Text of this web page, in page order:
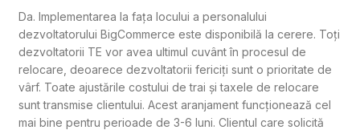
Da. Implementarea la fața locului a personalului
dezvoltatorului BigCommerce este disponibilă la cerere. Toți
dezvoltatorii TE vor avea ultimul cuvânt în procesul de
relocare, deoarece dezvoltatorii fericiți sunt o prioritate de
vârf. Toate ajustările costului de trai și taxele de relocare
sunt transmise clientului. Acest aranjament funcționează cel
mai bine pentru perioade de 3-6 luni. Clientul care solicită